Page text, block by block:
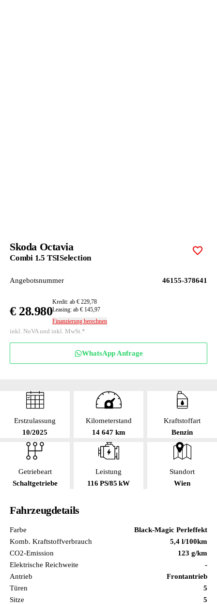
Skoda Octavia
Combi 1.5 TSISelection Zur
Angebotsnummer 46155-378641
€ 28.980
Kredit: ab € 229,78
Leasing: ab € 145,97
Finanzierung berechnen
inkl. NoVA und inkl. MwSt.*
WhatsApp Anfrage
Erstzulassung
10/2025
Kilometerstand
14 647 km
Kraftstoffart
Benzin
Getriebeart
Schaltgetriebe
Leistung
116 PS/85 kW
Standort
Wien
Fahrzeugdetails
Farbe
Black-Magic Perleffekt
Komb. Kraftstoffverbrauch
5,4 l/100km
CO2-Emission
123 g/km
Elektrische Reichweite
-
Antrieb
Frontantrieb
Türen
5
Sitze
5